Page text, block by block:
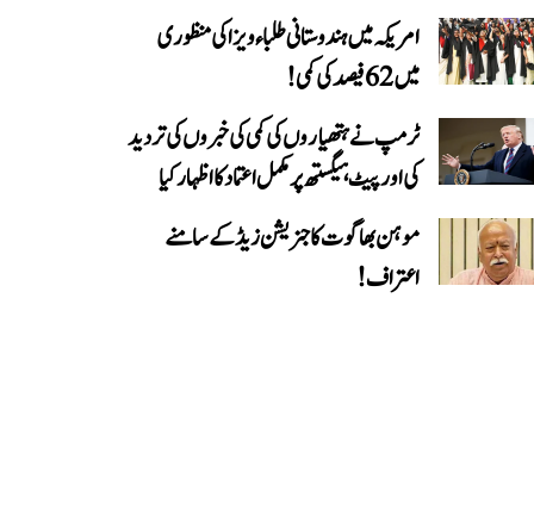
امریکہ میں ہندوستانی طلباء ویزا کی منظوری
میں 62 فیصد کی کمی!
ٹرمپ نے ہتھیاروں کی کمی کی خبروں کی تردید
کی اور پیٹ ہیگستھ پر مکمل اعتماد کا اظہار کیا
موہن بھاگوت کا جنریشن زیڈ کے سامنے
اعتراف!